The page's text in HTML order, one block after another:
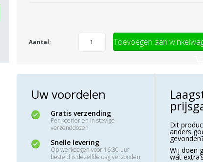
Aantal: Toevoegen aan
Uw voordelen
Gratis verzending
Per koerier en in stevige
verzenddozen
Snelle levering
Op werkdagen voor 16:30 uur
besteld is dezelfde dag verzonden
Dit
anders
Wij doen
wat